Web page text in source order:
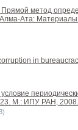
метод
Ата:
in
М.: ИПУ РАН,